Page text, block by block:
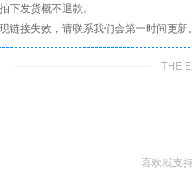
下发货概不退款。
链接失效，请联系我们会第一时间更新。
THE
喜欢就支